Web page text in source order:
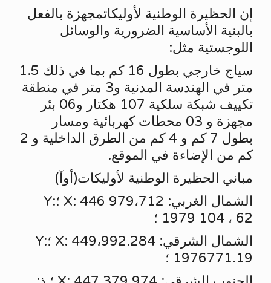
إن الحظيرة الوطنية لأوليكاتمجهزة بالفعل
بالبنية الأساسية الضرورية والوسائل
اللوجستية مثل:
سياج خارجي بطول 16 كم بما في ذلك 1.5
متر في الهندسة المدنية و3 متر في منطقة
تكييف شبكة سلكية 107 هكتار و06 بئر
مجهزة و 03 محطات كهربائية ومسار
بطول 7 كم و 4 كم من الطرق الداخلية و 2
كم من الإضاءة في الموقع.
مباني الحظيرة الوطنية لأوليكات(أوآ)
الشمال الغربي: X: 446 979،712 ؛Y:
1979 104 ، 62 ؛
الشمال الشرقي: X: 449،992.284 ؛Y:
1976771.19 ؛